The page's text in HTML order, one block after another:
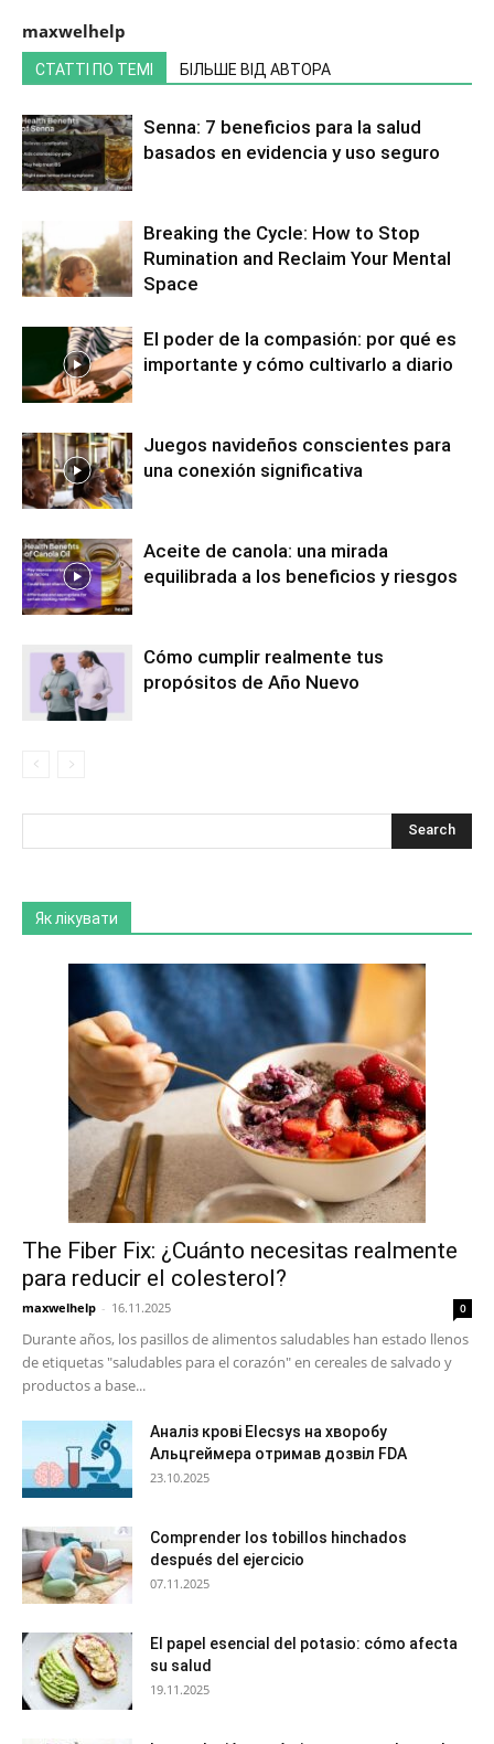
maxwelhelp
СТАТТІ ПО ТЕМІ БІЛЬШЕ ВІД АВТОРА
Senna: 7 beneficios para la salud
basados en evidencia y uso seguro
Breaking the Cycle: How to Stop
Rumination and Reclaim Your Mental
Space
El poder de la compasión: por qué es
importante y cómo cultivarlo a diario
Juegos navideños conscientes para
una conexión significativa
Aceite de canola: una mirada
equilibrada a los beneficios y riesgos
Cómo cumplir realmente tus
propósitos de Año Nuevo
Як лікувати
The Fiber Fix: ¿Cuánto necesitas realmente
para reducir el colesterol?
maxwelhelp - 16.11.2025 0
Durante años, los pasillos de alimentos saludables han estado llenos
de etiquetas "saludables para el corazón" en cereales de salvado y
productos a base...
Аналіз крові Elecsys на хворобу
Альцгеймера отримав дозвіл FDA
23.10.2025
Comprender los tobillos hinchados
después del ejercicio
07.11.2025
El papel esencial del potasio: cómo afecta
su salud
19.11.2025